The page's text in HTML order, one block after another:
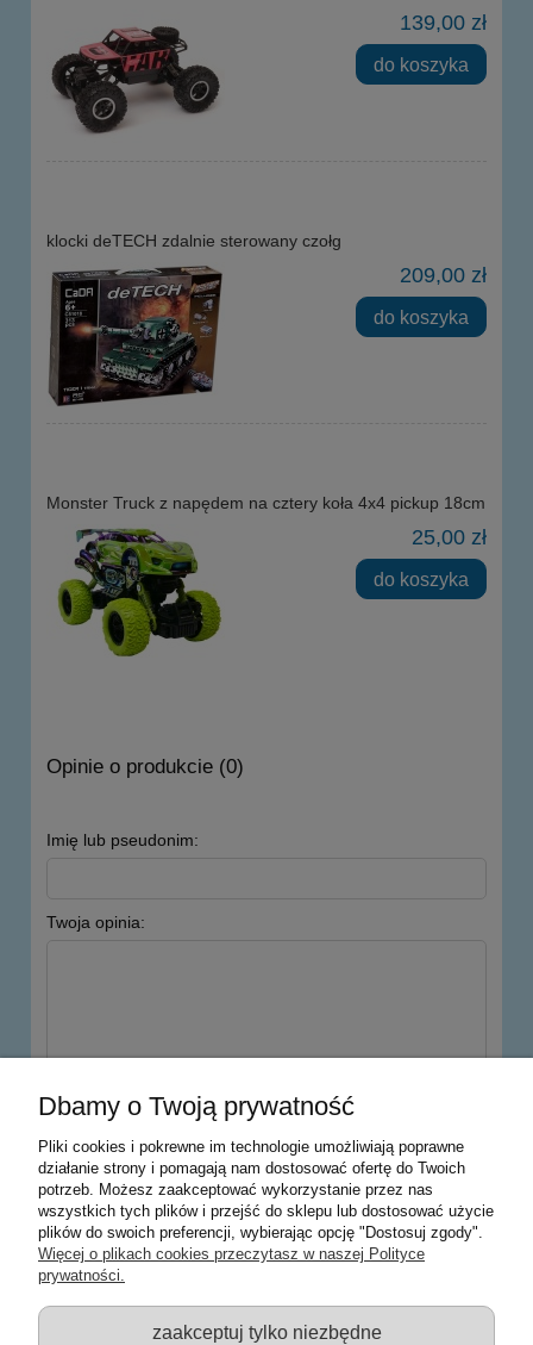
139,00 zł
do koszyka
klocki deTECH zdalnie sterowany czołg
209,00 zł
do koszyka
Monster Truck z napędem na cztery koła 4x4 pickup 18cm
25,00 zł
do koszyka
Opinie o produkcie (0)
Imię lub pseudonim:
Twoja opinia:
Warunki zakupów
Moje konto
Informacje o sklepie
Dbamy o Twoją prywatność
Pliki cookies i pokrewne im technologie umożliwiają poprawne
działanie strony i pomagają nam dostosować ofertę do Twoich
potrzeb. Możesz zaakceptować wykorzystanie przez nas
wszystkich tych plików i przejść do sklepu lub dostosować użycie
plików do swoich preferencji, wybierając opcję "Dostosuj zgody".
Więcej o plikach cookies przeczytasz w naszej Polityce
prywatności.
zaakceptuj tylko niezbędne